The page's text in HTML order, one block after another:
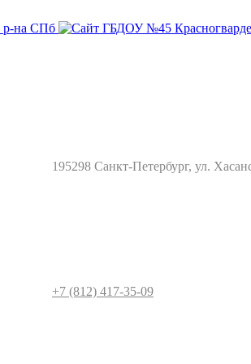
195298 Санкт-Петербург, ул.
+7 (812) 417-35-09